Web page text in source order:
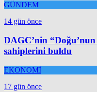
GÜNDEM
14 gün önce
DAGC’nin
sahiplerini buldu
EKONOMİ
17 gün önce